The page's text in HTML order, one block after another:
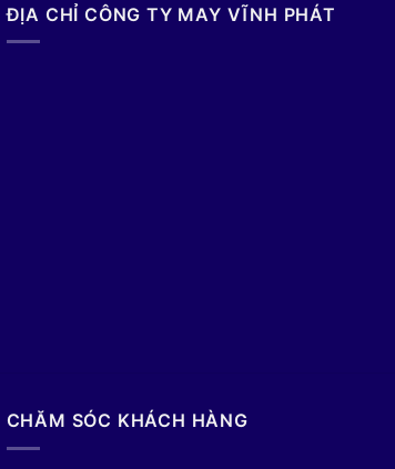
ĐỊA CHỈ CÔNG TY MAY VĨNH PHÁT
CHĂM SÓC KHÁCH HÀNG